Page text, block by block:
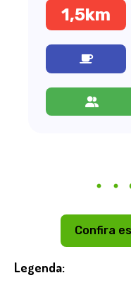
2,2km
Confira
Legenda: